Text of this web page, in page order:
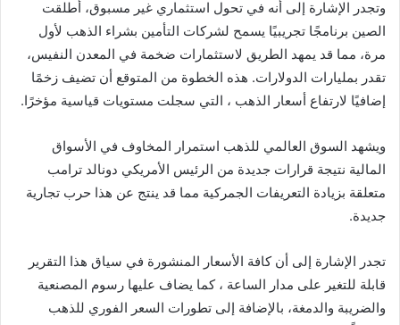
وتجدر الإشارة إلى أنه في تحول استثماري غير مسبوق، أطلقت
الصين برنامجًا تجريبيًا يسمح لشركات التأمين بشراء الذهب لأول
مرة، مما قد يمهد الطريق لاستثمارات ضخمة في المعدن النفيس،
تقدر بمليارات الدولارات. هذه الخطوة من المتوقع أن تضيف زخمًا
إضافيًا لارتفاع أسعار الذهب ، التي سجلت مستويات قياسية مؤخرًا.
ويشهد السوق العالمي للذهب استمرار المخاوف في الأسواق
المالية نتيجة قرارات جديدة من الرئيس الأمريكي دونالد ترامب
متعلقة بزيادة التعريفات الجمركية مما قد ينتج عن هذا حرب تجارية
جديدة.
تجدر الإشارة إلى أن كافة الأسعار المنشورة في سياق هذا التقرير
قابلة للتغير على مدار الساعة ، كما يضاف عليها رسوم المصنعية
والضريبة والدمغة، بالإضافة إلى تطورات السعر الفوري للذهب